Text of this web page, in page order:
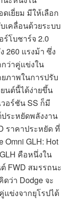
เยี่ยม มีให้เลือก
เคลื่อนด้วยระบบ
โบชาร์จ 2.0
260 แรงม้า ซึ่ง
ว่าคู่แข่งใน
ภาพในการปรับ
นต์นี้ได้ง่ายขึ้น
อร์ชัน SS ก็มี
ระหยัดพลังงาน
ราคาประหยัด ที่
GLH: Hot
คือหนึ่งใน
FWD สมรรถนะ
ว่า Dodge จะ
แข่งจากยุโรปได้